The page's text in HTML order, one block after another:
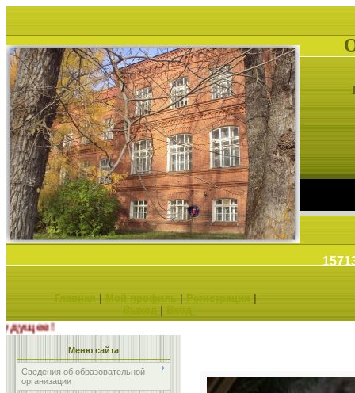
Главная Мой профиль Регистрация
Выход| Вход
будущее!
Меню сайта
Сведения об образовательной
организации